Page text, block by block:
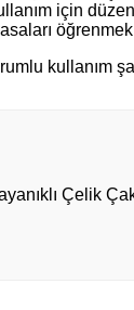
için
kullanım